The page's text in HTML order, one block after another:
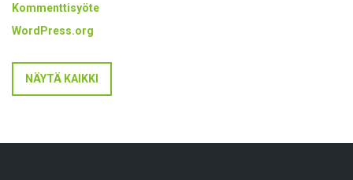
Kommenttisyöte
WordPress.org
NÄYTÄ KAIKKI